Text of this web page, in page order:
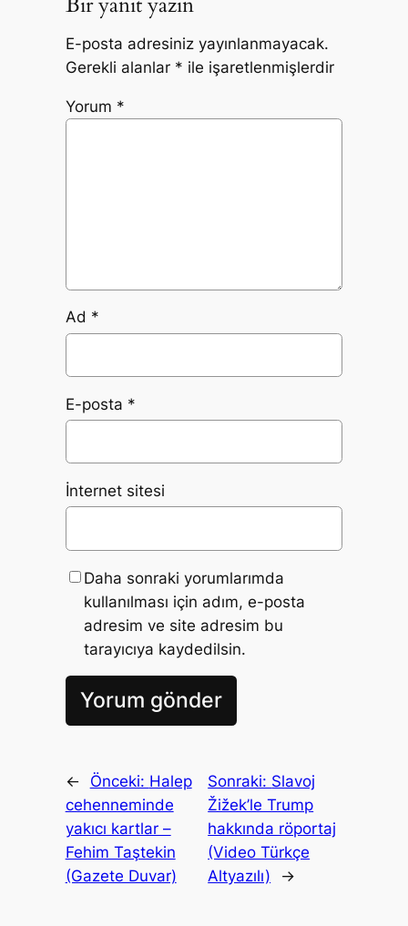
E-posta adresiniz yayınlanmayacak.
Gerekli alanlar * ile işaretlenmişlerdir
Yorum *
Ad *
E-posta *
İnternet sitesi
Daha sonraki yorumlarımda
kullanılması için adım, e-posta
adresim ve site adresim bu
tarayıcıya kaydedilsin.
← Önceki: Halep
cehenneminde
yakıcı kartlar –
Fehim Taştekin
(Gazete Duvar)
Sonraki: Slavoj
Žižek’le Trump
hakkında röportaj
(Video Türkçe
Altyazılı)
→